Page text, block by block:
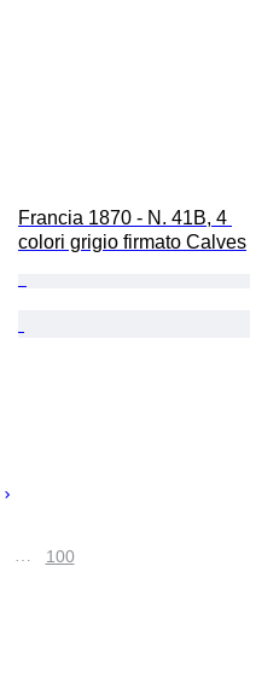
Francia 1870 - N. 41B, 4
colori grigio firmato Calves
… 100